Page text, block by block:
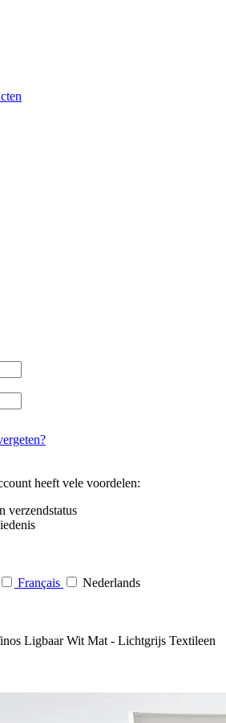
heeft vele voordelen:
verzendstatus
Français
Nederlands
Ligbaar Wit Mat - Lichtgrijs Textileen